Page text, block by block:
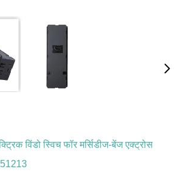
विंडो स्विच फॉर मर्सिडीज-बेंज एक्ट्रोस